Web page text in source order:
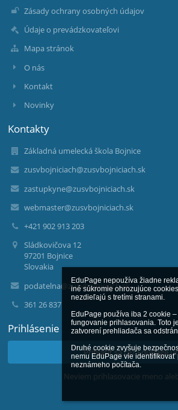
EduPage nepoužíva žiadne
iné súkromie ohrozujúce
nezdieľajú s tretími stranami.
EduPage používa iba 2 cookie
fungovanie prihlasovania. Toto
zatvorení prehliadača sa
Druhé cookie zvyšuje
nemu EduPage vie identifikovať
neznámeho počítača.
Zásady ochrany osobných údajov
Údaje o prevádzkovateľovi
Mapa stránok
O nás
Kontakt
Novinky
Kontakty
Základná umelecká škola Bojnice
zusvbojniciach@zusvbojniciach.sk
zastupkyne@zusvbojniciach.sk
webmaster@zusvbojniciach.sk
+421 902 913 203
Sládkovičova 12
97201 Bojnice
Slovakia
podatelna@zusvbojniciach.sk
361 26 837
Prihlásenie
Prihlásiť sa cez EduPage
Neviem prihlasovacie meno